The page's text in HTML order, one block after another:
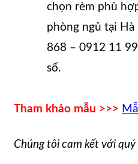
chọn rèm phù
phòng ngủ tại
868 – 0912 11
số.
Tham khảo mẫu >>>
Chúng tôi cam kết với